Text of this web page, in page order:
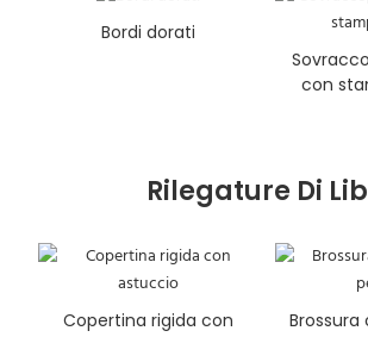
Bordi dorati
con
Rilegature Di
Copertina rigida con